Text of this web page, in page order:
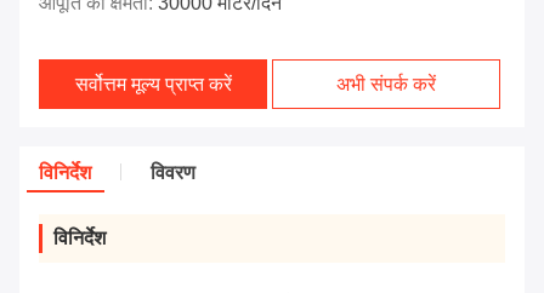
सर्वोत्तम मूल्य प्राप्त करें अभी संपर्क करें
विनिर्देश विवरण
विनिर्देश